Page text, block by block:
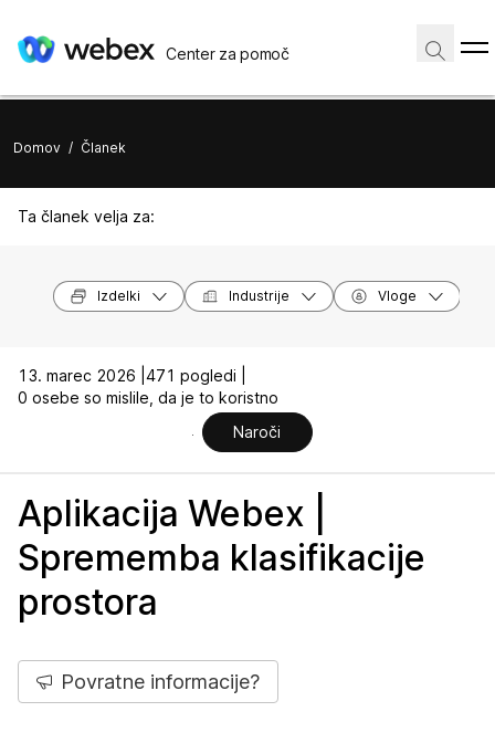
Center za pomoč
Domov / Članek
Ta članek velja za:
Izdelki Industrije Vloge
13. marec 2026 | 471 pogledi |
0 osebe so mislile, da je to koristno
Naroči
Aplikacija Webex |
Sprememba klasifikacije
prostora
Povratne informacije?